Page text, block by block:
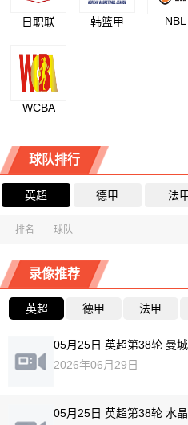
日职联 韩篮甲 NBL
WCBA
球队排行
英超 德甲 法
排名 球队
录像推荐
英超 德甲 法甲
05月25日 英超第38轮 曼
2026年06月29日
05月25日 英超第38轮 水